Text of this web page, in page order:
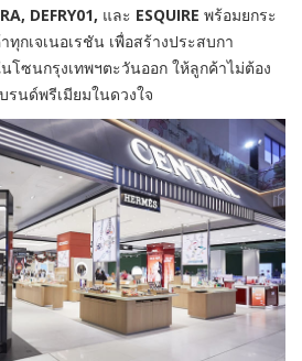
DEFRY01, และ ESQUIRE พร้อมยกระ
กเจเนอเรชัน เพื่อสร้างประสบกา
ซนกรุงเทพฯตะวันออก ให้ลูกค้าไม่ต้อง
รนด์พรีเมียมในดวงใจ